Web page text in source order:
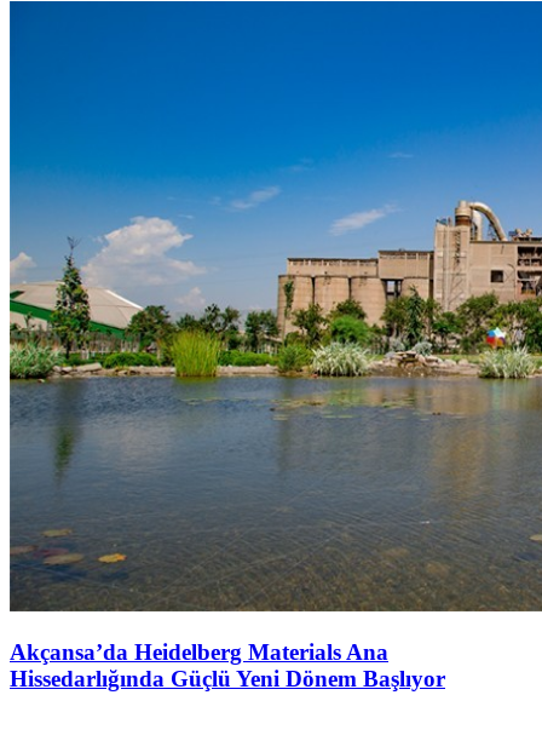
Akçansa’da Heidelberg Materials Ana
Hissedarlığında Güçlü Yeni Dönem Başlıyor